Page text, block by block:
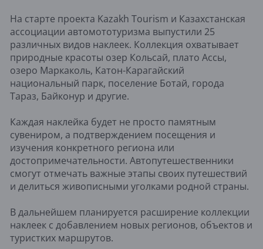
На старте проекта Kazakh Tourism и Казахстанская
ассоциации автомототуризма выпустили 25
различных видов наклеек. Коллекция охватывает
природные красоты озер Кольсай, плато Ассы,
озеро Маркаколь, Катон-Карагайский
национальный парк, поселение Ботай, города
Тараз, Байконур и другие.
Каждая наклейка будет не просто памятным
сувениром, а подтверждением посещения и
изучения конкретного региона или
достопримечательности. Автопутешественники
смогут отмечать важные этапы своих путешествий
и делиться живописными уголками родной страны.
В дальнейшем планируется расширение коллекции
наклеек с добавлением новых регионов, объектов и
туристких маршрутов.